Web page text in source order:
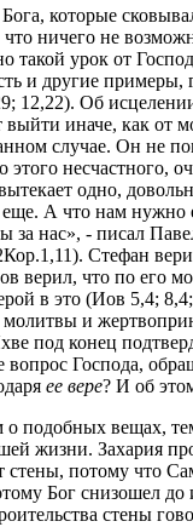
которые
что ничего не
урок от
и другие примеры,
12,22). Об
выйти иначе, как от
случае. Он не
несчастного,
одно,
еще. А что нам
за нас», - писал
Стефан
верил, что по его
в это (Иов 5,4;
и
под конец
вопрос Господа,
ее вере? И об
подобных вещах,
жизни. Захария
потому что
Бог снизошел
стены